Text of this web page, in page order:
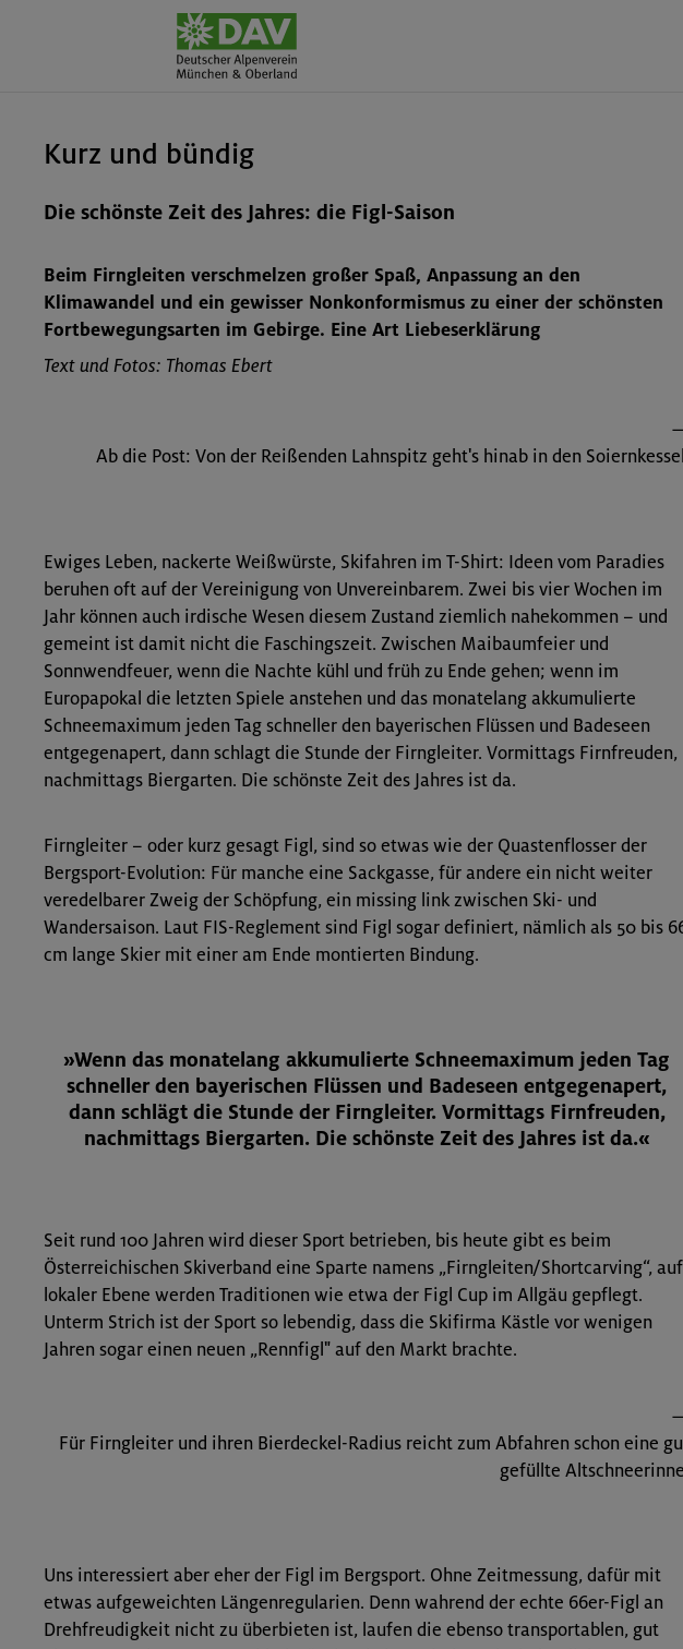
Kurz und bündig
Die schönste Zeit des Jahres: die Figl-Saison
Beim Firngleiten verschmelzen großer Spaß, Anpassung an den
Klimawandel und ein gewisser Nonkonformismus zu einer der schönsten
Fortbewegungsarten im Gebirge. Eine Art Liebeserklärung
Text und Fotos: Thomas Ebert
Ab die Post: Von der Reißenden Lahnspitz geht's hinab in den
Ewiges Leben, nackerte Weißwürste, Skifahren im T-Shirt: Ideen vom Paradies
beruhen oft auf der Vereinigung von Unvereinbarem. Zwei bis vier Wochen im
Jahr können auch irdische Wesen diesem Zustand ziemlich nahekommen – und
gemeint ist damit nicht die Faschingszeit. Zwischen Maibaumfeier und
Sonnwendfeuer, wenn die Nachte kühl und früh zu Ende gehen; wenn im
Europapokal die letzten Spiele anstehen und das monatelang akkumulierte
Schneemaximum jeden Tag schneller den bayerischen Flüssen und Badeseen
entgegenapert, dann schlagt die Stunde der Firngleiter. Vormittags Firnfreuden,
nachmittags Biergarten. Die schönste Zeit des Jahres ist da.
Firngleiter – oder kurz gesagt Figl, sind so etwas wie der Quastenflosser der
Bergsport-Evolution: Für manche eine Sackgasse, für andere ein nicht weiter
veredelbarer Zweig der Schöpfung, ein missing link zwischen Ski- und
Wandersaison. Laut FIS-Reglement sind Figl sogar definiert, nämlich als 50 bis
cm lange Skier mit einer am Ende montierten Bindung.
»Wenn das monatelang akkumulierte Schneemaximum jeden Tag
schneller den bayerischen Flüssen und Badeseen entgegenapert,
dann schlägt die Stunde der Firngleiter. Vormittags Firnfreuden,
nachmittags Biergarten. Die schönste Zeit des Jahres ist da.«
Seit rund 100 Jahren wird dieser Sport betrieben, bis heute gibt es beim
Österreichischen Skiverband eine Sparte namens „Firngleiten/Shortcarving“, auf
lokaler Ebene werden Traditionen wie etwa der Figl Cup im Allgäu gepflegt.
Unterm Strich ist der Sport so lebendig, dass die Skifirma Kästle vor wenigen
Jahren sogar einen neuen „Rennfigl" auf den Markt brachte.
Für Firngleiter und ihren Bierdeckel-Radius reicht zum Abfahren schon eine
gefüllte
Uns interessiert aber eher der Figl im Bergsport. Ohne Zeitmessung, dafür mit
etwas aufgeweichten Längenregularien. Denn wahrend der echte 66er-Figl an
Drehfreudigkeit nicht zu überbieten ist, laufen die ebenso transportablen, gut